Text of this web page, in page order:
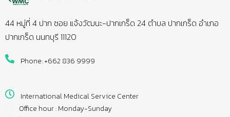
44 หมู่ที่ 4 ปาก ซอย แจ้งวัฒนะ-ปากเกร็ด 24 ตำบล ปากเกร็ด อำเภอ
ปากเกร็ด นนทบุรี 11120
Phone: +662 836 9999
International Medical Service Center
Office hour : Monday-Sunday